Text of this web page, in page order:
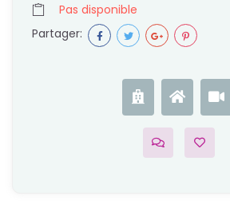
Pas disponible
Partager: